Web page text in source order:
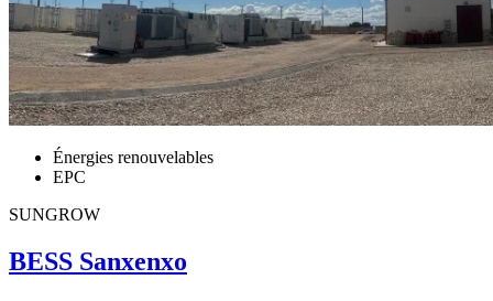
Énergies renouvelables
EPC
SUNGROW
BESS Sanxenxo